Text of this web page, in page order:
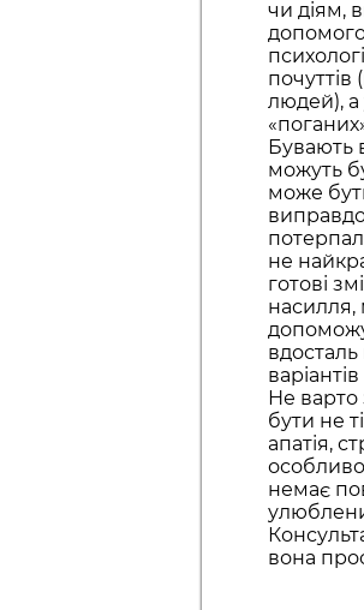
чи діям,
людей), а
Бувають
можуть
може
не
готові
насилля,
Не варто
бути не
апатія,
немає
вона